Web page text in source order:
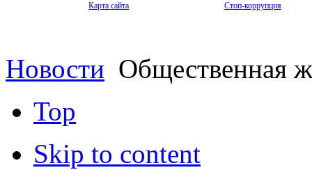
Карта сайта Стоп-коррупция
Новости Общественная
Top
Skip to content